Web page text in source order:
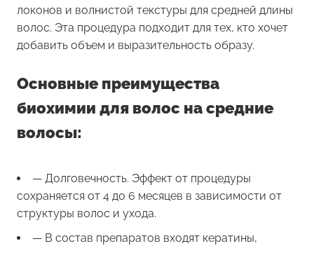
локонов и волнистой текстуры для средней длины
волос. Эта процедура подходит для тех, кто хочет
добавить объем и выразительность образу.
Основные преимущества
биохимии для волос на средние
волосы:
— Долговечность. Эффект от процедуры
сохраняется от 4 до 6 месяцев в зависимости от
структуры волос и ухода.
— В состав препаратов входят кератины,